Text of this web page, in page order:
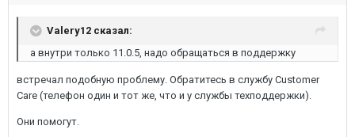
Valery12 сказал:
а внутри только 11.0.5, надо обращаться в поддержку
встречал подобную проблему. Обратитесь в службу Customer
Care (телефон один и тот же, что и у службы техподдержки).
Они помогут.